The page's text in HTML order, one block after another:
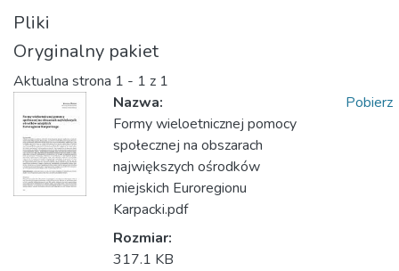
Pliki
Oryginalny pakiet
Aktualna strona 1 - 1 z 1
Nazwa:
Formy wieloetnicznej pomocy
społecznej na obszarach
największych ośrodków
miejskich Euroregionu
Karpacki.pdf
Rozmiar:
317.1 KB
Pobierz